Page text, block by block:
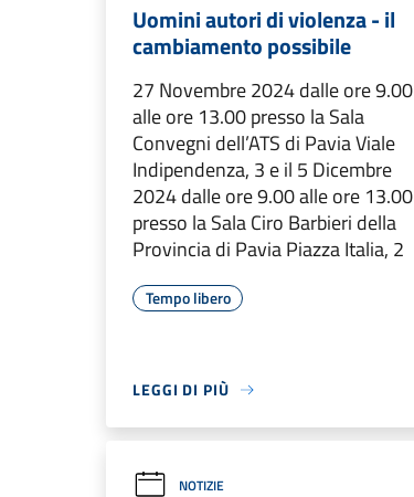
Uomini autori di violenza - il
cambiamento possibile
27 Novembre 2024 dalle ore 9.00
alle ore 13.00 presso la Sala
Convegni dell’ATS di Pavia Viale
Indipendenza, 3 e il 5 Dicembre
2024 dalle ore 9.00 alle ore 13.00
presso la Sala Ciro Barbieri della
Provincia di Pavia Piazza Italia, 2
Tempo libero
LEGGI DI PIÙ
NOTIZIE